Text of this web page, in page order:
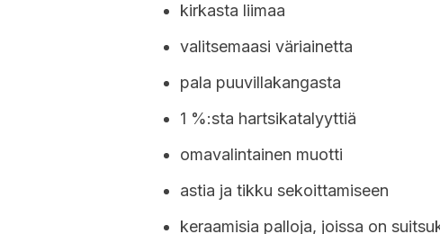
kirkasta liimaa
valitsemaasi väriainetta
pala puuvillakangasta
1 %:sta hartsikatalyyttiä
omavalintainen muotti
astia ja tikku sekoittamiseen
keraamisia palloja, joissa on